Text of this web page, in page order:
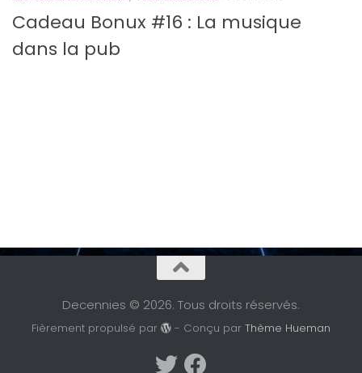
Cadeau Bonux #16 : La musique
dans la pub
Decennies © 2026. Tous droits réservés.
Fièrement propulsé par - Conçu parThème Hueman